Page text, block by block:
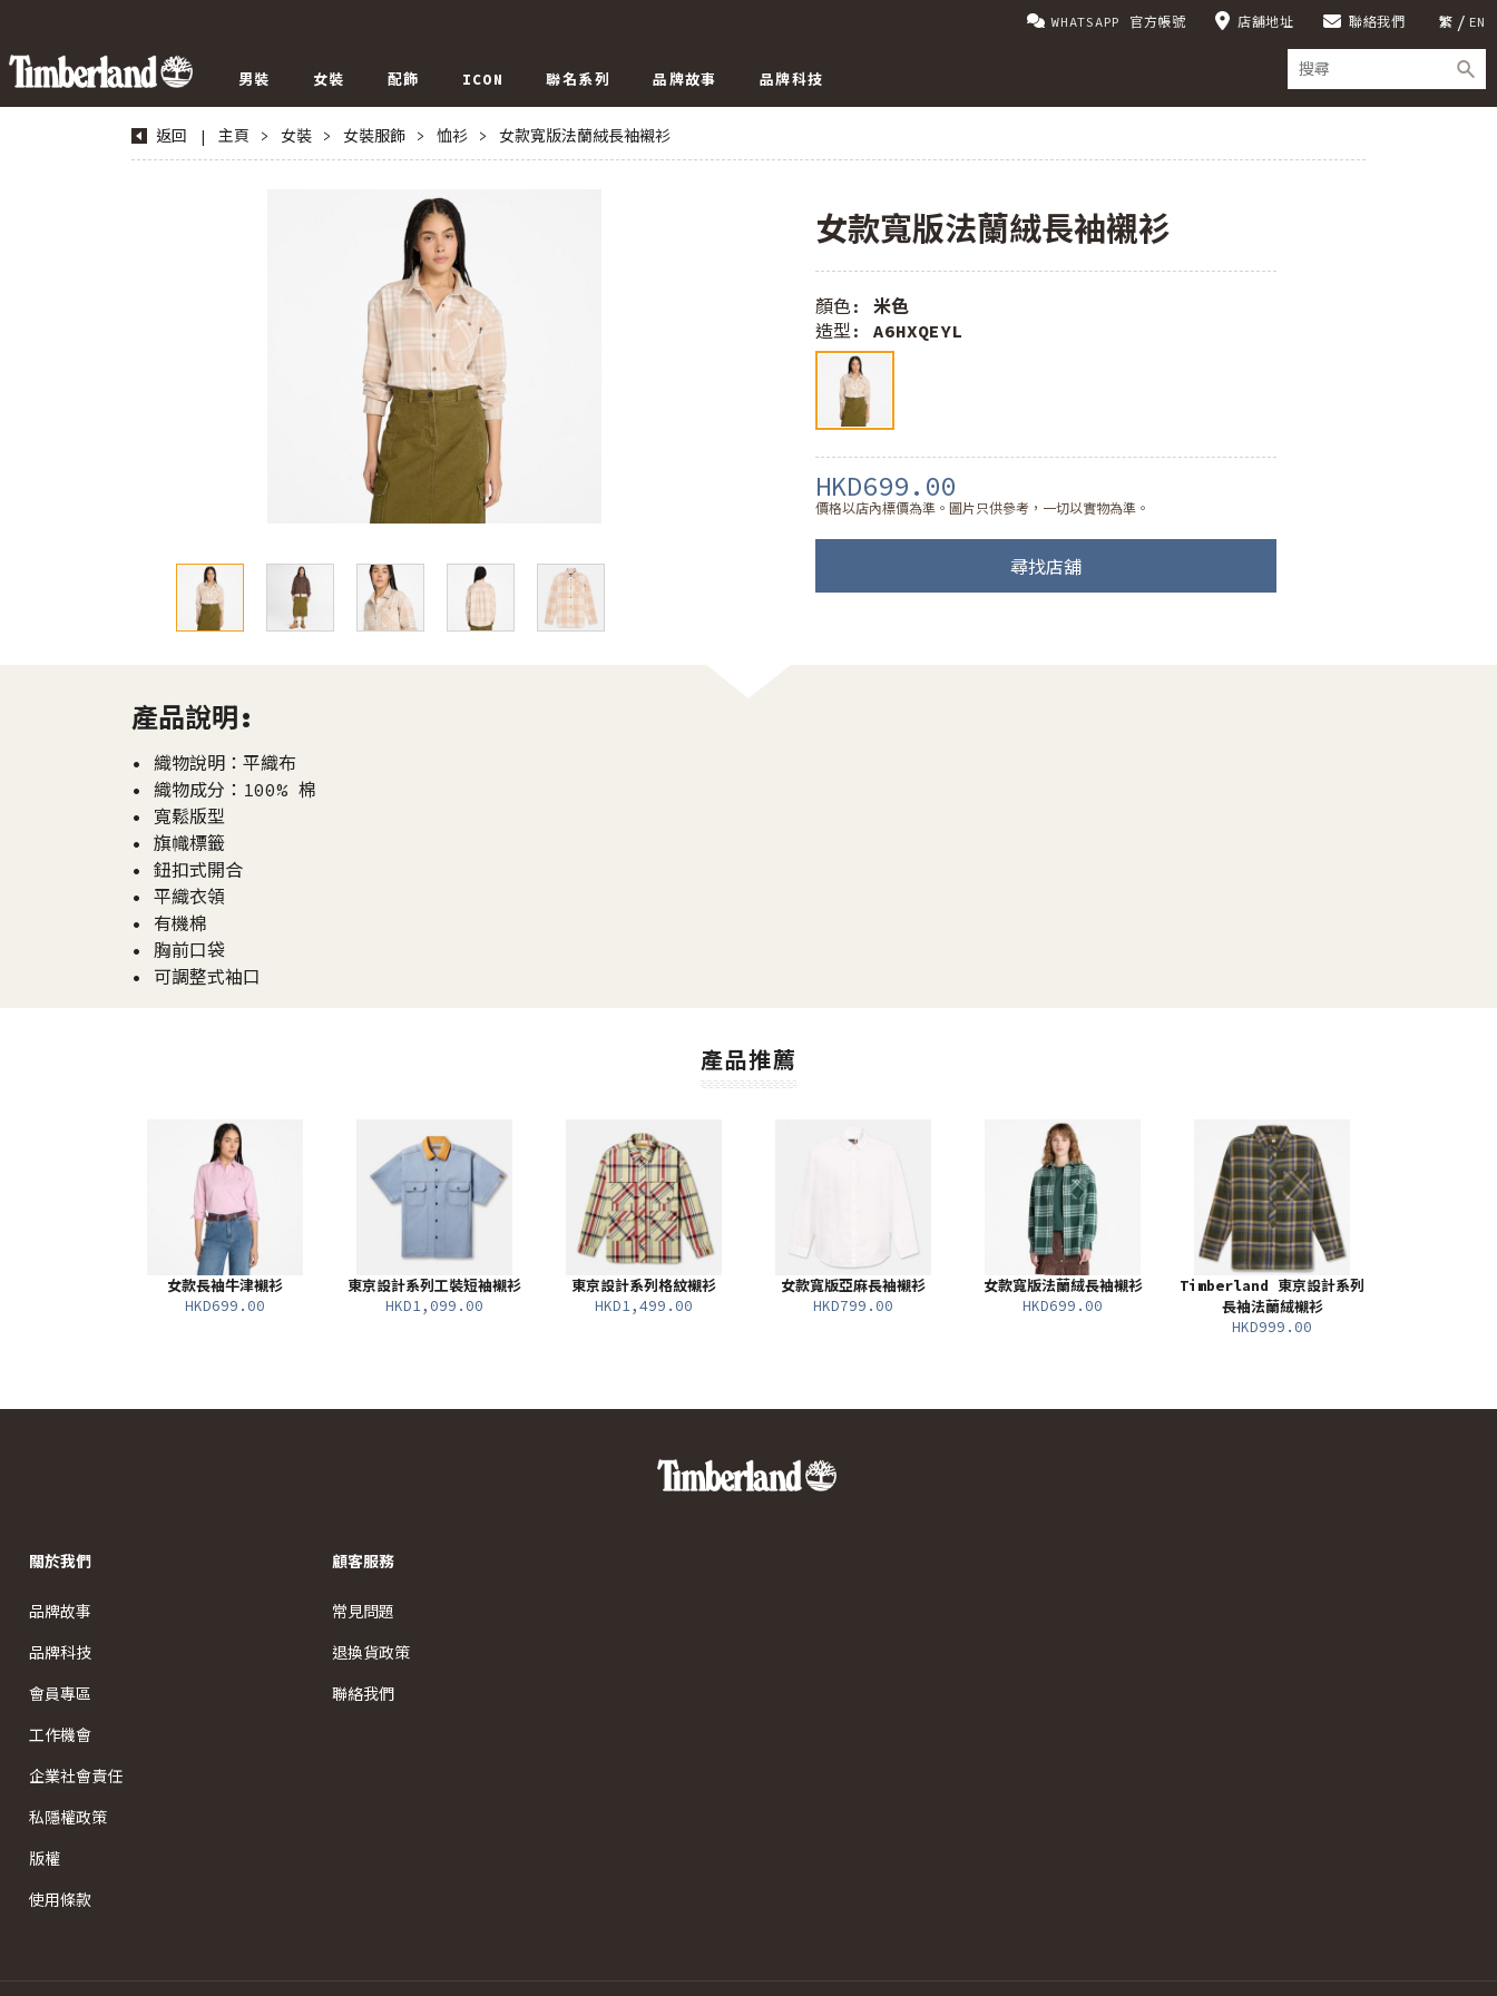
繁 EN
WHATSAPP 官方帳號 店舖地址 聯絡我們
男裝 女裝 配飾 ICON 聯名系列 品牌故事 品牌科技
返回 | 主頁 > 女裝 > 女裝服飾 > 恤衫 > 女款寬版法蘭絨長袖襯衫
女款寬版法蘭絨長袖襯衫
顏色: 米色
造型: A6HXQEYL
HKD699.00
價格以店內標價為準。圖片只供參考，一切以實物為準。
尋找店舖
產品說明:
• 織物說明：平織布
• 織物成分：100% 棉
• 寬鬆版型
• 旗幟標籤
• 鈕扣式開合
• 平織衣領
• 有機棉
• 胸前口袋
• 可調整式袖口
產品推薦
女款長袖牛津襯衫
HKD699.00
東京設計系列工裝短袖襯衫
HKD1,099.00
東京設計系列格紋襯衫
HKD1,499.00
女款寬版亞麻長袖襯衫
HKD799.00
女款寬版法蘭絨長袖襯衫
HKD699.00
Timberland 東京設計系列
長袖法蘭絨襯衫
HKD999.00
關於我們
品牌故事
品牌科技
會員專區
工作機會
企業社會責任
私隱權政策
版權
使用條款
顧客服務
常見問題
退換貨政策
聯絡我們